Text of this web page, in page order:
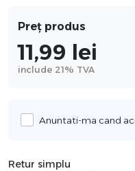
Preț produs
11,99 lei
include 21% TVA
Anuntati-ma cand
Retur simplu